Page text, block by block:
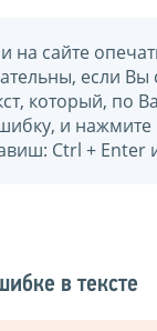
на сайте
если Вы
который, по
и нажмите
Ctrl + Enter
в тексте